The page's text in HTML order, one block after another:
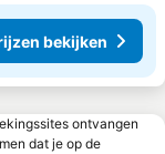
bekijken
ontvangen
dat je op de